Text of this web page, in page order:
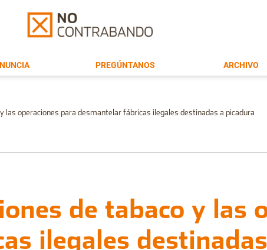
PREGÚNTANOS ARCHIVO
las operaciones para desmantelar fábricas ilegales destinadas a picadura
de tabaco y las
ilegales